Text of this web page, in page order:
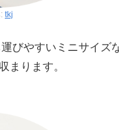
tkj
びやすいミニサイズ
まります。